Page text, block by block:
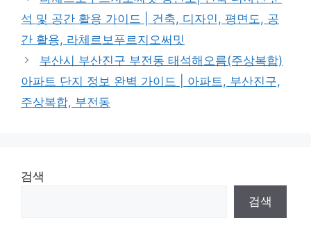
석 및 공간 활용 가이드 | 건축, 디자인, 평면도, 공
간 활용, 라체르보푸르지오써밋
부산시 부산진구 부전동 태석해오름(주상복합)
아파트 단지 정보 완벽 가이드 | 아파트, 부산진구,
주상복합, 부전동
검색
검색